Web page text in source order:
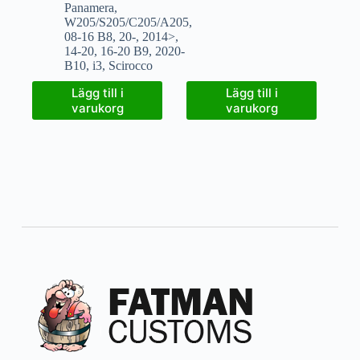
Panamera,
W205/S205/C205/A205,
08-16 B8, 20-, 2014>,
14-20, 16-20 B9, 2020-
B10, i3, Scirocco
Lägg till i
varukorg
Lägg till i
varukorg